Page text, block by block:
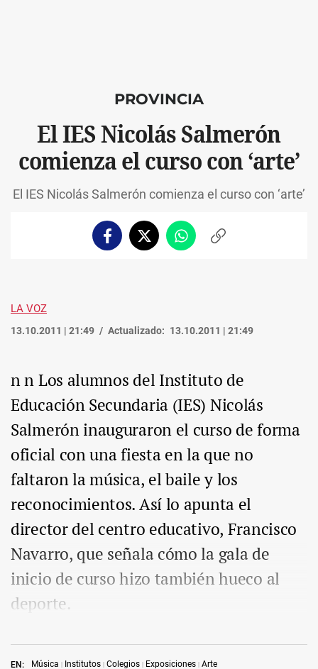
PROVINCIA
El IES Nicolás Salmerón
comienza el curso con ‘arte’
El IES Nicolás Salmerón comienza el curso con ‘arte’
FacebookTwitterWhatsappCopiar
LA VOZ
13.10.2011 | 21:49 Actualizado: 13.10.2011 | 21:49
EN: Música Institutos Colegios Exposiciones Arte
n n Los alumnos del Instituto de
Educación Secundaria (IES) Nicolás
Salmerón inauguraron el curso de forma
oficial con una fiesta en la que no
faltaron la música, el baile y los
reconocimientos. Así lo apunta el
director del centro educativo, Francisco
Navarro, que señala cómo la gala de
inicio de curso hizo también hueco al
deporte.